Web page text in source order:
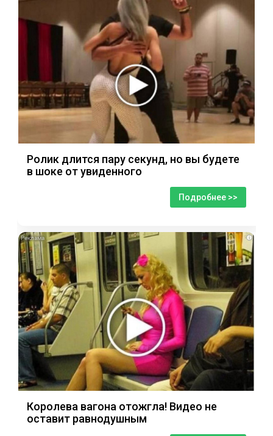
Ролик длится пару секунд, но вы будете
в шоке от увиденного
Подробнее >>
i
Королева вагона отожгла! Видео не
оставит равнодушным